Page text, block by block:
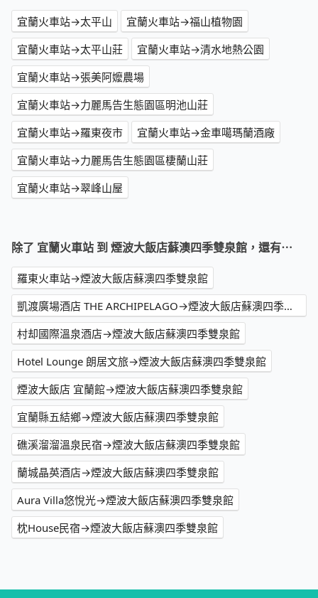
宜蘭火車站→太平山
宜蘭火車站→福山植物園
宜蘭火車站→太平山莊
宜蘭火車站→清水地熱公園
宜蘭火車站→張美阿嬤農場
宜蘭火車站→力麗馬告生態園區明池山莊
宜蘭火車站→羅東夜市
宜蘭火車站→金車噶瑪蘭酒廠
宜蘭火車站→力麗馬告生態園區棲蘭山莊
宜蘭火車站→翠峰山屋
除了 宜蘭火車站 到 煙波大飯店蘇澳四季雙泉館，還有⋯
羅東火車站→煙波大飯店蘇澳四季雙泉館
凱渡廣場酒店 THE ARCHIPELAGO→煙波大飯店蘇澳四季雙泉館
村却國際溫泉酒店→煙波大飯店蘇澳四季雙泉館
Hotel Lounge 朗居文旅→煙波大飯店蘇澳四季雙泉館
煙波大飯店 宜蘭館→煙波大飯店蘇澳四季雙泉館
宜蘭縣五結鄉→煙波大飯店蘇澳四季雙泉館
礁溪溜溜溫泉民宿→煙波大飯店蘇澳四季雙泉館
蘭城晶英酒店→煙波大飯店蘇澳四季雙泉館
Aura Villa悠悅光→煙波大飯店蘇澳四季雙泉館
枕House民宿→煙波大飯店蘇澳四季雙泉館